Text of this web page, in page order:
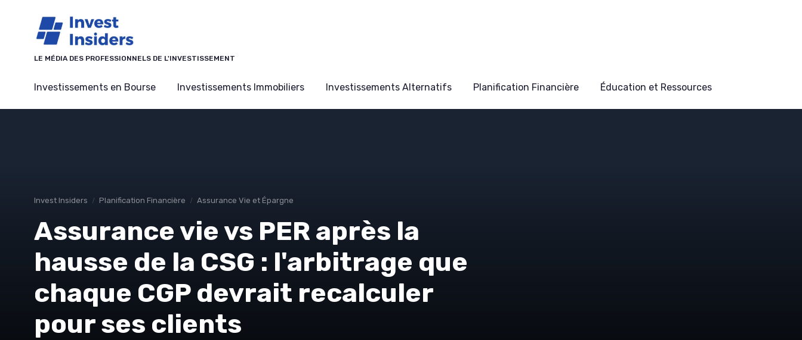
LE MÉDIA DES PROFESSIONNELS DE L'INVESTISSEMENT
Investissements en Bourse Investissements Immobiliers Investissements Alternatifs Planification Financière Éducation et Ressources
Invest Insiders Planification Financière Assurance Vie et Épargne
Assurance vie vs PER après la
hausse de la CSG : l'arbitrage que
chaque CGP devrait recalculer
pour ses clients